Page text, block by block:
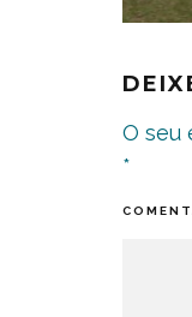
O seu
*